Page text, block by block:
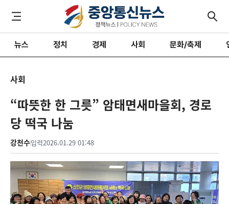
뉴스 정치 경제 사회 문화/축제
사회
“따뜻한 한 그릇” 암태면새마을회, 경로
당 떡국 나눔
강천수입력2026.01.29 01:48